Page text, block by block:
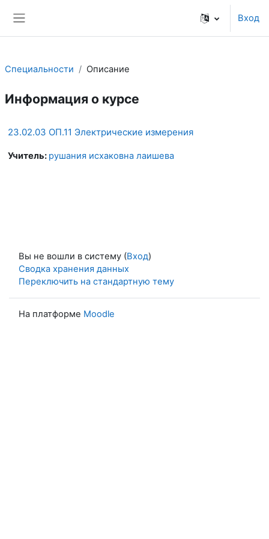
Вход
Специальности Описание
Информация о курсе
23.02.03 ОП.11 Электрические измерения
Учитель: рушания исхаковна лаишева
Вы не вошли в систему (Вход)
Сводка хранения данных
Переключить на стандартную тему
На платформе Moodle